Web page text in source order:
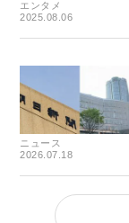
エンタメ
2025.08.06
ニュース
2026.07.18